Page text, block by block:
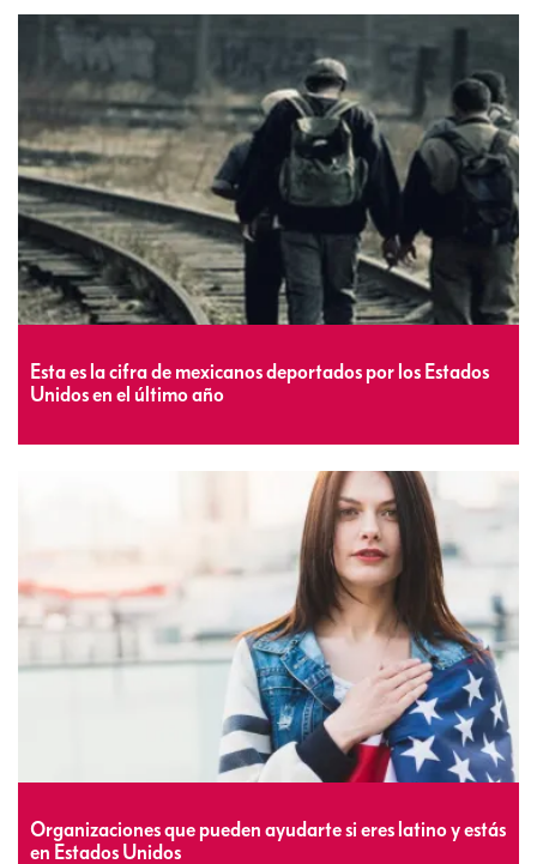
Esta es la cifra de mexicanos deportados por los Estados
Unidos en el último año
Organizaciones que pueden ayudarte si eres latino y estás
en Estados Unidos